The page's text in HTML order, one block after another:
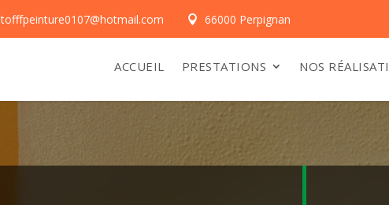
tofffpeinture0107@hotmail.com  66000 Perpignan
ACCUEIL PRESTATIONS NOS